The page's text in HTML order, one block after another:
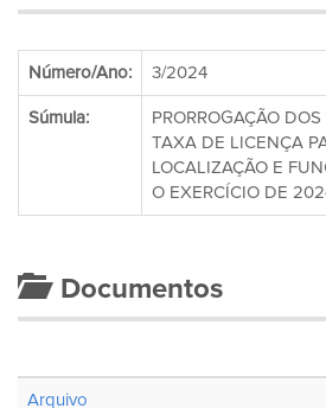
Número/Ano: 3/2024
Súmula:
PRORROGAÇÃO
TAXA DE LICENÇA
LOCALIZAÇÃO E
O EXERCÍCIO DE
Documentos
Arquivo